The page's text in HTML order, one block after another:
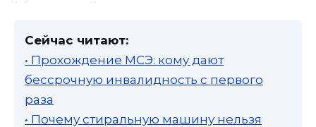
Сейчас читают:
• Прохождение МСЭ: кому дают
бессрочную инвалидность с первого
раза
• Почему стиральную машину нельзя